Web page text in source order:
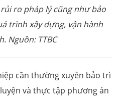
ro pháp lý cũng như bảo
trình xây dựng, vận hành
Nguồn: TTBC
cần thường xuyên bảo trì
và thực tập phương án